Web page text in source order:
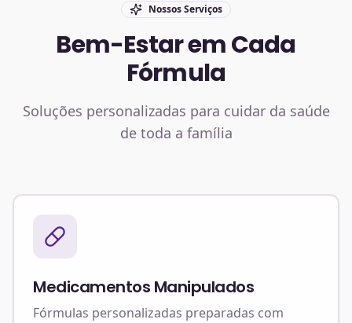
Nossos Serviços
Bem-Estar em Cada
Fórmula
Soluções personalizadas para cuidar da saúde
de toda a família
Medicamentos Manipulados
Fórmulas personalizadas preparadas com